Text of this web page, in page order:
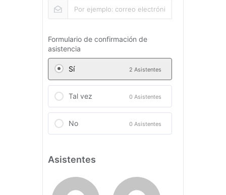
Formulario de confirmación de
asistencia
Sí 2 Asistentes
Tal vez 0 Asistentes
No 0 Asistentes
Asistentes